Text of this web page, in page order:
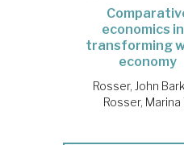
economics
transforming
economy
Rosser, John
Rosser, Marina